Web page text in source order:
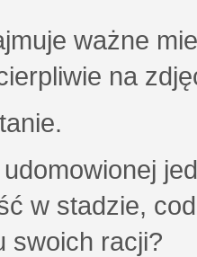
ważne
na
udomowionej
w stadzie,
swoich racji?